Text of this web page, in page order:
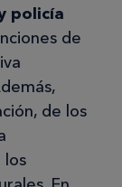
policía
de
de los
los